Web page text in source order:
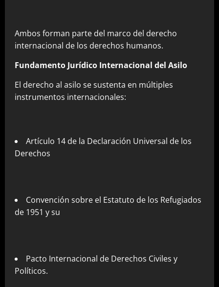
Ambos forman parte del marco del derecho
internacional de los derechos humanos.
Fundamento Jurídico Internacional del Asilo
El derecho al asilo se sustenta en múltiples
instrumentos internacionales:
Artículo 14 de la Declaración Universal de los
Derechos
Convención sobre el Estatuto de los Refugiados
de 1951 y su
Pacto Internacional de Derechos Civiles y
Políticos.